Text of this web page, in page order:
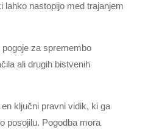
lahko nastopijo med trajanjem
za spremembo
ali drugih bistvenih
ključni pravni vidik, ki ga
posojilu. Pogodba mora